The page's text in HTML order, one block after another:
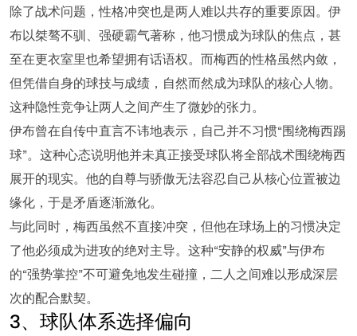
除了战术问题，性格冲突也是两人难以共存的重要原因。伊
布以桀骜不驯、强硬霸气著称，他习惯成为球队的焦点，甚
至在更衣室里也希望拥有话语权。而梅西的性格虽然内敛，
但凭借自身的球技与成绩，自然而然成为球队的核心人物。
这种隐性竞争让两人之间产生了微妙的张力。
伊布曾在自传中直言不讳地表示，自己并不习惯“围绕梅西踢
球”。这种心态说明他并未真正接受球队将全部战术围绕梅西
展开的现实。他的自尊与骄傲无法容忍自己从核心位置被边
缘化，于是矛盾逐渐激化。
与此同时，梅西虽然不直接冲突，但他在球场上的习惯决定
了他必须成为进攻的绝对主导。这种“安静的权威”与伊布
的“强势掌控”不可避免地发生碰撞，二人之间难以形成深层
次的配合默契。
3、球队体系选择偏向